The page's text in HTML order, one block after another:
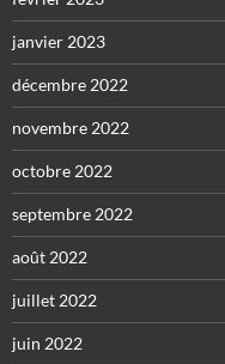
janvier 2023
décembre 2022
novembre 2022
octobre 2022
septembre 2022
août 2022
juillet 2022
juin 2022